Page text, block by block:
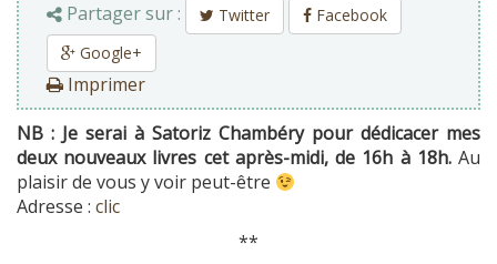
Partager sur :
Twitter
Facebook
Google+
Imprimer
NB : Je serai à Satoriz Chambéry pour dédicacer mes
deux nouveaux livres cet après-midi, de 16h à 18h. Au
plaisir de vous y voir peut-être
Adresse : clic
**